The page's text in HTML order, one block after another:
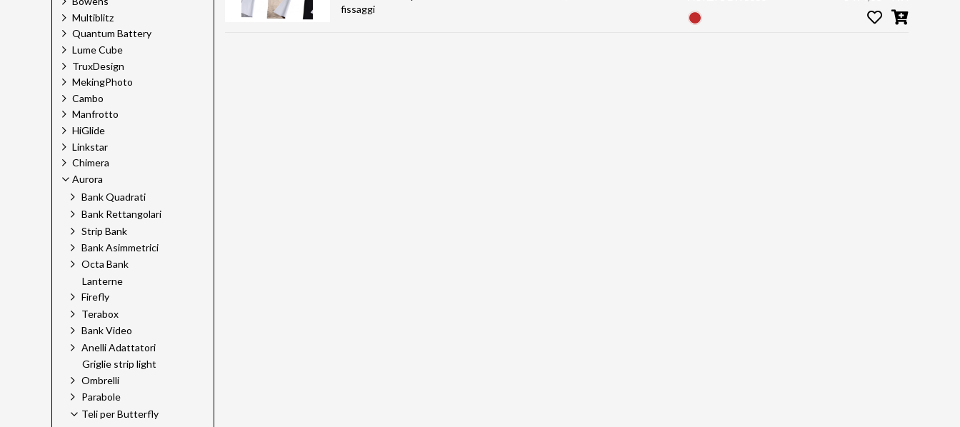
fissaggi
Multiblitz
Quantum Battery
Lume Cube
TruxDesign
MekingPhoto
Cambo
Manfrotto
HiGlide
Linkstar
Chimera
Aurora
Bank Quadrati
Bank Rettangolari
Strip Bank
Bank Asimmetrici
Octa Bank
Lanterne
Firefly
Terabox
Bank Video
Anelli Adattatori
Griglie strip light
Ombrelli
Parabole
Teli per Butterfly